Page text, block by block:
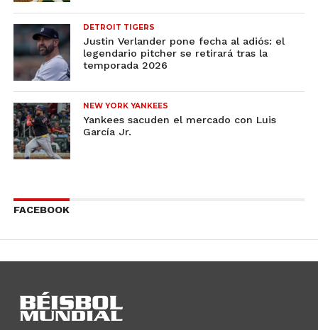
DETROIT TIGERS
Justin Verlander pone fecha al adiós: el
legendario pitcher se retirará tras la
temporada 2026
NEW YORK YANKEES
Yankees sacuden el mercado con Luis
García Jr.
FACEBOOK